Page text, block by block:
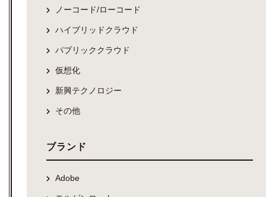
ノーコード/ローコード
ハイブリッドクラウド
パブリッククラウド
仮想化
新興テクノロジー
その他
ブランド
Adobe